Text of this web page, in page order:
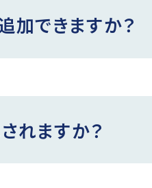
加できますか？
れますか？